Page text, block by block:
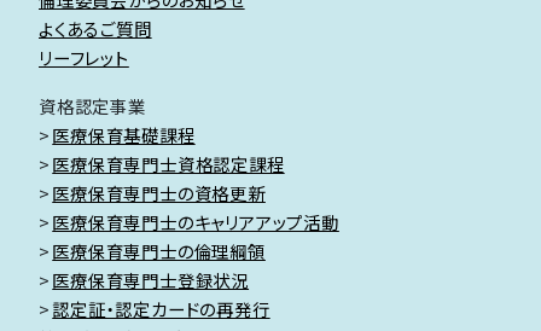
よくあるご質問
リーフレット
資格認定事業
医療保育基礎課程
医療保育専門士資格認定課程
医療保育専門士の資格更新
医療保育専門士のキャリアアップ活動
医療保育専門士の倫理綱領
医療保育専門士登録状況
認定証・認定カードの再発行